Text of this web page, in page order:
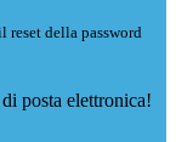
reset della password
posta elettronica!